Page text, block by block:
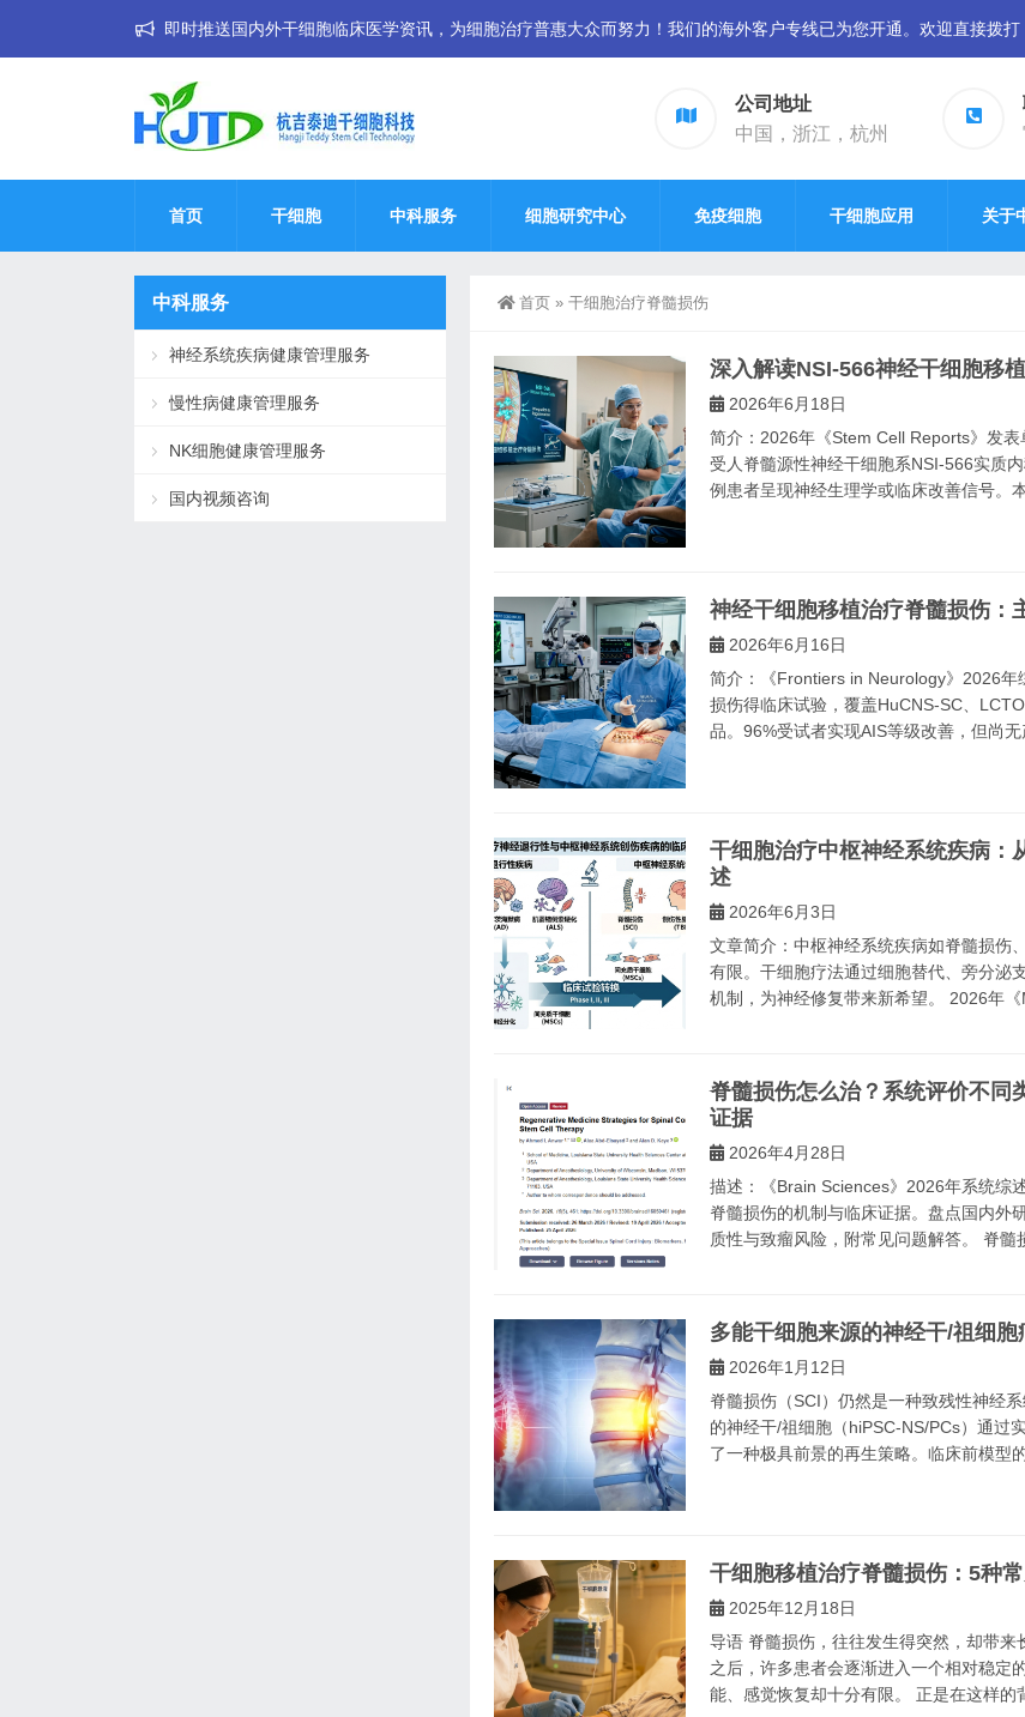
即时推送国内外干细胞临床医学资讯，为细胞治疗普惠大众而努力！我们的海外客户专线已为您开通。欢迎直接拨
公司地址
中国，浙江，杭州
首页 干细胞 中科服务 细胞研究中心 免疫细胞 干细胞应用 关于
首页 » 干细胞治疗脊髓损伤
深入解读NSI-566神经干细胞移
2026年6月18日
简介：2026年《Stem Cell Reports》发
受人脊髓源性神经干细胞系NSI-566实质
例患者呈现神经生理学或临床改善信号。
神经干细胞移植治疗脊髓损伤：
2026年6月16日
简介：《Frontiers in Neurology》2026
损伤得临床试验，覆盖HuCNS-SC、
品。96%受试者实现AIS等级改善，但尚
干细胞治疗中枢神经系统疾病
述
2026年6月3日
文章简介：中枢神经系统疾病如脊髓损伤
有限。干细胞疗法通过细胞替代、旁分泌
机制，为神经修复带来新希望。 2026年
脊髓损伤怎么治？系统评价不同
证据
2026年4月28日
描述：《Brain Sciences》2026年系统综
脊髓损伤的机制与临床证据。盘点国内外
质性与致瘤风险，附常见问题解答。 脊髓
多能干细胞来源的神经干/祖细
2026年1月12日
脊髓损伤（SCI）仍然是一种致残性神经
的神经干/祖细胞（hiPSC-NS/PCs）通过
了一种极具前景的再生策略。临床前模型
干细胞移植治疗脊髓损伤：5种
2025年12月18日
导语 脊髓损伤，往往发生得突然，却带
之后，许多患者会逐渐进入一个相对稳
能、感觉恢复却十分有限。 正是在这样的
中科服务
神经系统疾病健康管理服务
慢性病健康管理服务
NK细胞健康管理服务
国内视频咨询